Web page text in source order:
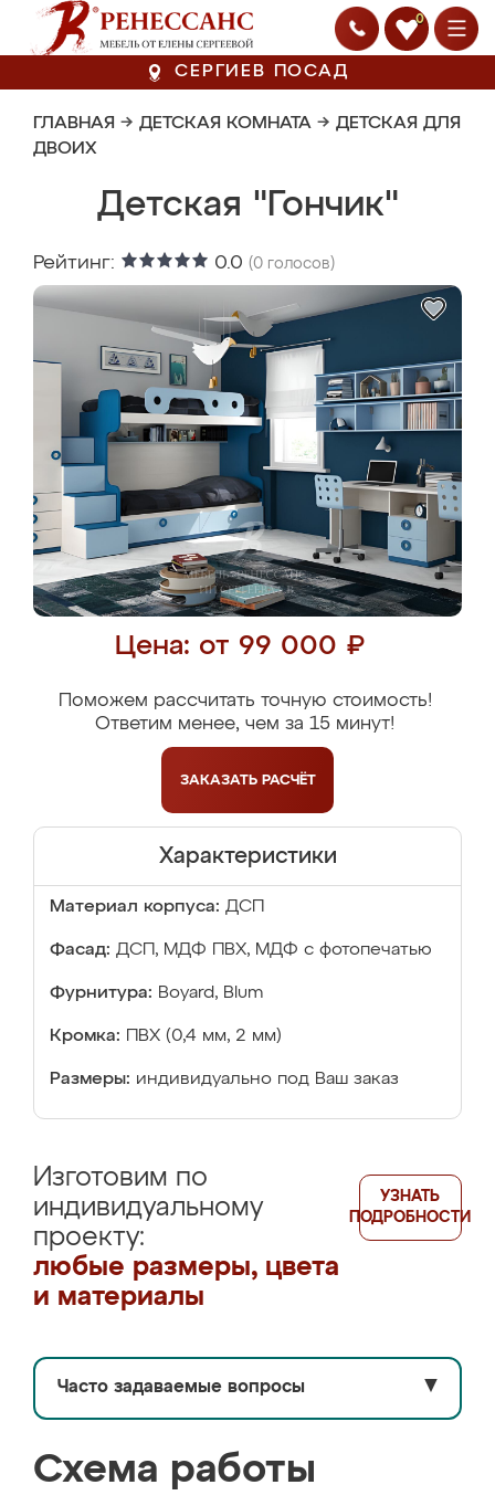
0
СЕРГИЕВ ПОСАД
ГЛАВНАЯ → ДЕТСКАЯ КОМНАТА → ДЕТСКАЯ ДЛЯ
ДВОИХ
Детская "Гончик"
Рейтинг: 0.0 (0 голосов)
Цена: от 99 000 ₽
Поможем рассчитать точную стоимость!
Ответим менее, чем за 15 минут!
ЗАКАЗАТЬ РАСЧЁТ
Характеристики
Материал корпуса: ДСП
Фасад: ДСП, МДФ ПВХ, МДФ с фотопечатью
Фурнитура: Boyard, Blum
Кромка: ПВХ (0,4 мм, 2 мм)
Размеры: индивидуально под Ваш заказ
Изготовим по
индивидуальному
проекту:
любые размеры, цвета
и материалы
УЗНАТЬ
ПОДРОБНОСТИ
Часто задаваемые вопросы ▼
Схема работы